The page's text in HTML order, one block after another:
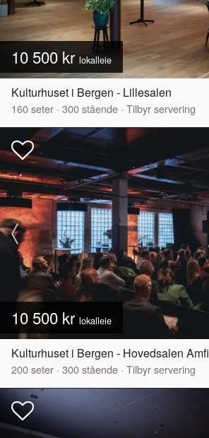
10 500 kr lokalleie
Kulturhuset i Bergen - Lillesalen
160seter · 300stående · Tilbyr servering
10 500 kr lokalleie
Kulturhuset i Bergen - Hovedsalen Amfi
200seter · 300stående · Tilbyr servering